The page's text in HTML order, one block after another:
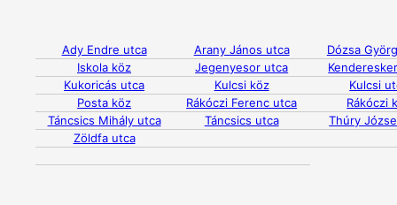
Ady Endre utca Arany János utca
Dózsa
Iskola köz
Jegenyesor utca
Kukoricás utca
Kulcsi köz
Kulcsi
Posta köz
Rákóczi Ferenc utca
Rákóczi
Táncsics Mihály utca
Táncsics utca
Thúry
Zöldfa utca